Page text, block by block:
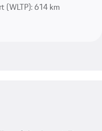
(WLTP): 614 km